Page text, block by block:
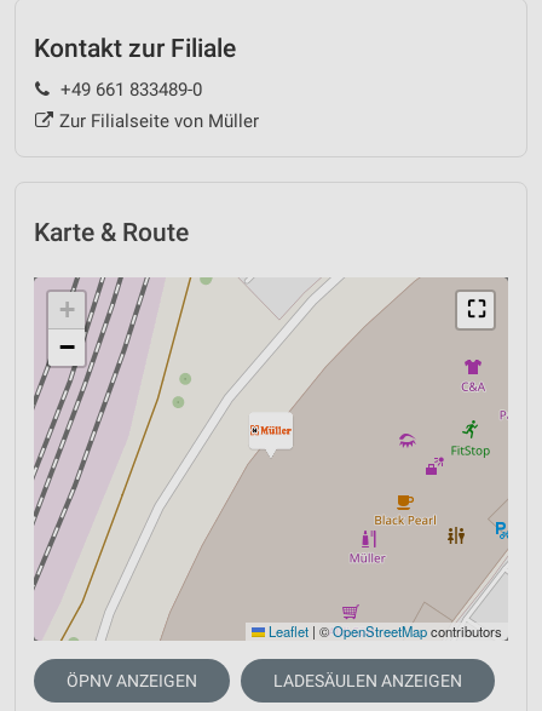
Kontakt zur Filiale
+49 661 833489-0
Zur Filialseite von Müller
Karte & Route
⛶
+
−
Leaflet | ©OpenStreetMapcontributors
ÖPNV ANZEIGEN LADESÄULEN ANZEIGEN